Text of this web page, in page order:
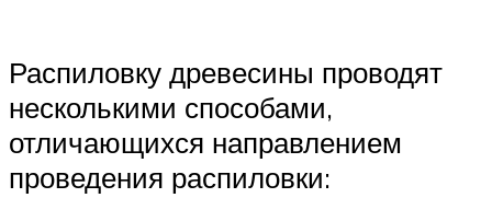
Распиловку древесины проводят
несколькими способами,
отличающихся направлением
проведения распиловки: